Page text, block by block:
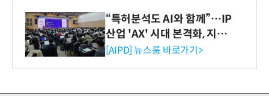
“특허분석도 AI와 함께”…IP
산업 'AX' 시대 본격화, 지식
재산처 1호 AI IP데이터분석
[AIPD] 뉴스룸 바로가기>